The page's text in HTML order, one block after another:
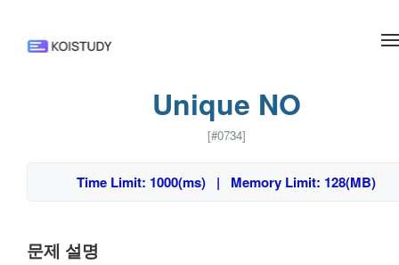
Unique NO
[#0734]
Time Limit: 1000(ms) | Memory Limit: 128(MB)
문제 설명